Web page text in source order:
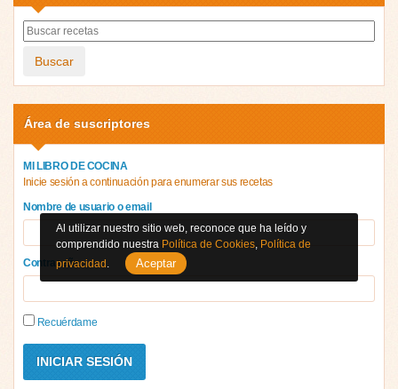
Buscar
Área de suscriptores
MI LIBRO DE COCINA
Inicie sesión a continuación para enumerar sus recetas
Nombre de usuario o email
Contraseña
Recuérdame
Al utilizar nuestro sitio web, reconoce que ha leído y
comprendido nuestra Política de Cookies, Política de
privacidad . Aceptar